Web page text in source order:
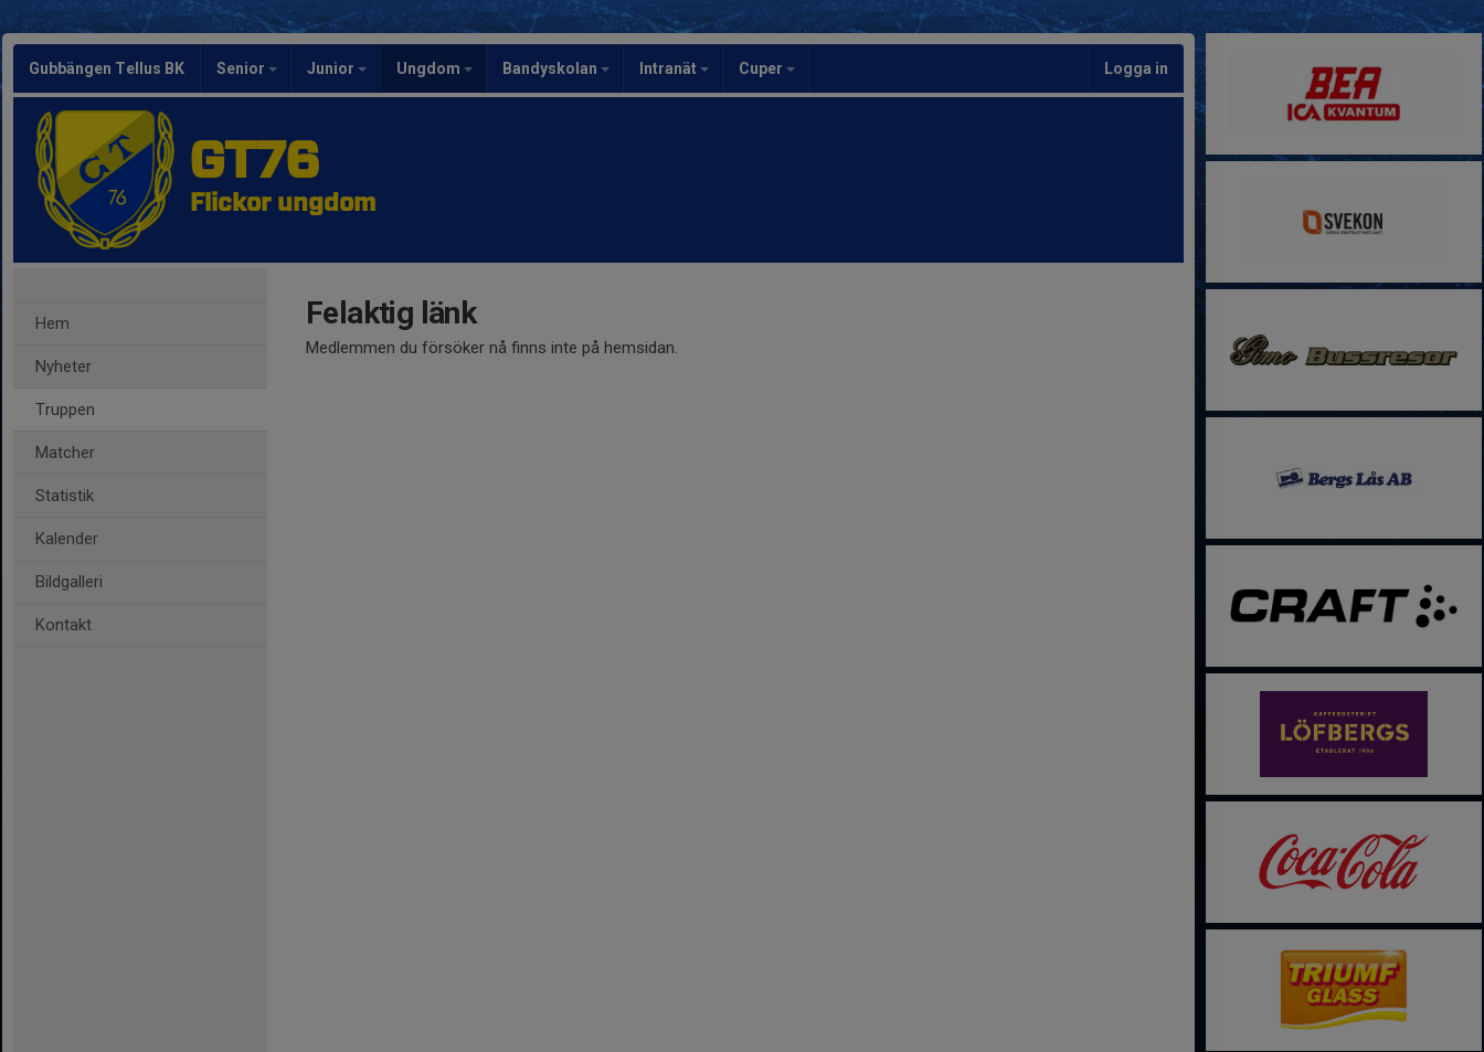
Gubbängen Tellus BK Senior Junior Ungdom Bandyskolan Intranät Cuper Logga in
GT76
Flickor ungdom
Hem
Nyheter
Truppen
Matcher
Statistik
Kalender
Bildgalleri
Kontakt
Felaktig länk
Medlemmen du försöker nå finns inte på hemsidan.